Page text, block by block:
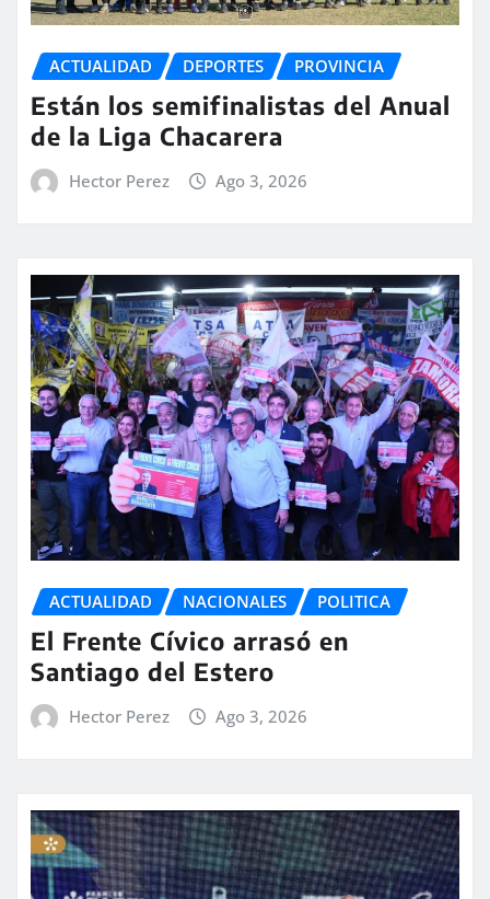
ACTUALIDAD DEPORTES PROVINCIA
Están los semifinalistas del Anual
de la Liga Chacarera
Hector Perez Ago 3, 2026
ACTUALIDAD NACIONALES POLITICA
El Frente Cívico arrasó en
Santiago del Estero
Hector Perez Ago 3, 2026